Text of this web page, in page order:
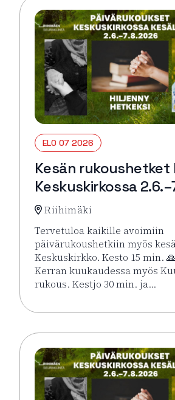
ELO 07 2026
Kesän rukoushetket
Keskuskirkossa
Riihimäki
Tervetuloa kaikille avoimiin
päivärukoushetkiin myös
Keskuskirkko. Kesto 15 min.
Kerran kuukaudessa myös
rukous. Kestjo 30 min. ja…
Lue lisää tapahtumasta